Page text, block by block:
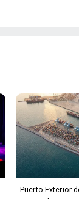
Puerto Exterior